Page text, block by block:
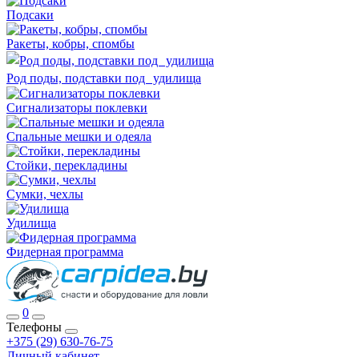
Подсаки
Ракеты, кобры, спомбы
Род поды, подставки под удилища
Сигнализаторы поклевки
Спальные мешки и одеяла
Стойки, перекладины
Сумки, чехлы
Удилища
Фидерная программа
0
Телефоны
+375 (29) 630-76-75